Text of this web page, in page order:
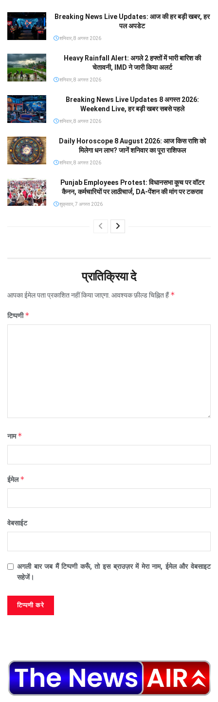
Breaking News Live Updates: आज की हर बड़ी खबर, हर
पल अपडेट
शनिवार, 8 अगस्त 2026
Heavy Rainfall Alert: अगले 2 हफ्तों में भारी बारिश की
चेतावनी, IMD ने जारी किया अलर्ट
शनिवार, 8 अगस्त 2026
Breaking News Live Updates 8 अगस्त 2026:
Weekend Live, हर बड़ी खबर सबसे पहले
शनिवार, 8 अगस्त 2026
Daily Horoscope 8 August 2026: आज किस राशि को
मिलेगा धन लाभ? जानें शनिवार का पूरा राशिफल
शनिवार, 8 अगस्त 2026
Punjab Employees Protest: विधानसभा कूच पर वॉटर
कैनन, कर्मचारियों पर लाठीचार्ज, DA-पेंशन की मांग पर टकराव
शुक्रवार, 7 अगस्त 2026
प्रातिक्रिया दे
आपका ईमेल पता प्रकाशित नहीं किया जाएगा. आवश्यक फ़ील्ड चिह्नित हैं*
टिप्पणी*
नाम*
ईमेल*
वेबसाईट
अगली बार जब मैं टिप्पणी करूँ, तो इस ब्राउज़र में मेरा नाम, ईमेल और वेबसाइट
सहेजें।